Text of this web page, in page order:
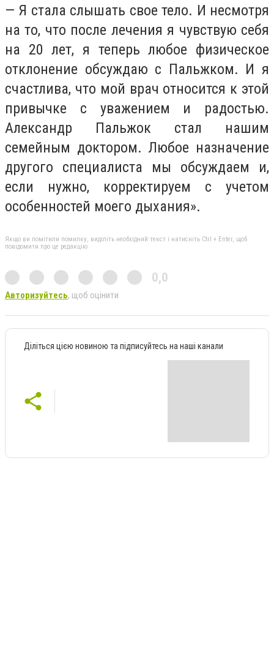
— Я стала слышать свое тело. И несмотря
на то, что после лечения я чувствую себя
на 20 лет, я теперь любое физическое
отклонение обсуждаю с Пальжком. И я
счастлива, что мой врач относится к этой
привычке с уважением и радостью.
Александр Пальжок стал нашим
семейным доктором. Любое назначение
другого специалиста мы обсуждаем и,
если нужно, корректируем с учетом
особенностей моего дыхания».
Якщо ви помітили помилку, виділіть необхідний текст і натисніть Ctrl + Enter, щоб
повідомити про це редакцію
0,0
Авторизуйтесь, щоб оцінити
Діліться цією новиною та підписуйтесь на наші канали